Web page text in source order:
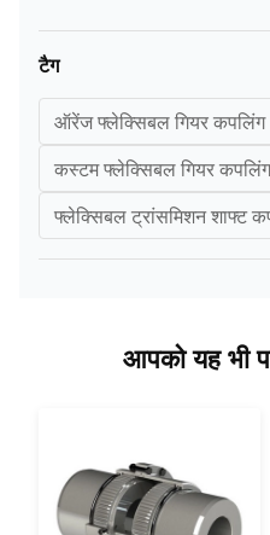
टैग
ऑरेंज फ्लेक्सिबल गियर कपलिंग
कस्टम फ्लेक्सिबल गियर कपलिंग
फ्लेक्सिबल ट्रांसमिशन शाफ्ट
आपको यह भी